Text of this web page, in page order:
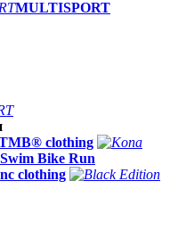
MULTISPORT
clothing
Swim Bike Run
clothing